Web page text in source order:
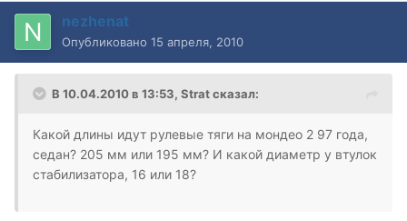
nezhenat
Опубликовано 15 апреля, 2010
В 10.04.2010 в 13:53, Strat сказал:
Какой длины идут рулевые тяги на мондео 2 97 года,
седан? 205 мм или 195 мм? И какой диаметр у втулок
стабилизатора, 16 или 18?